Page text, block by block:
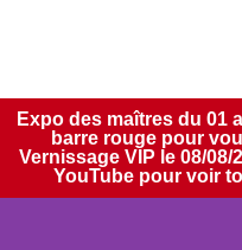
Expo des maîtres du 01
barre rouge pour
Vernissage VIP le 08/
YouTube pour voir